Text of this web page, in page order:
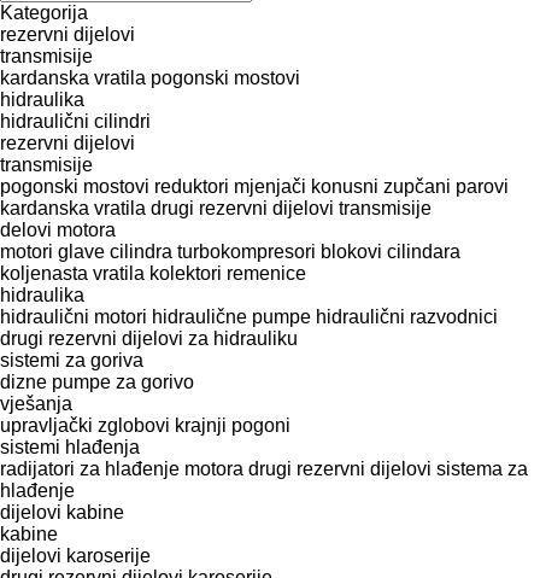
Kategorija
rezervni dijelovi
transmisije
kardanska vratila pogonski mostovi
hidraulika
hidraulični cilindri
rezervni dijelovi
transmisije
pogonski mostovi reduktori mjenjači konusni zupčani parovi
kardanska vratila drugi rezervni dijelovi transmisije
delovi motora
motori glave cilindra turbokompresori blokovi cilindara
koljenasta vratila kolektori remenice
hidraulika
hidraulični motori hidraulične pumpe hidraulični razvodnici
drugi rezervni dijelovi za hidrauliku
sistemi za goriva
dizne pumpe za gorivo
vješanja
upravljački zglobovi krajnji pogoni
sistemi hlađenja
radijatori za hlađenje motora drugi rezervni dijelovi sistema za
hlađenje
dijelovi kabine
kabine
dijelovi karoserije